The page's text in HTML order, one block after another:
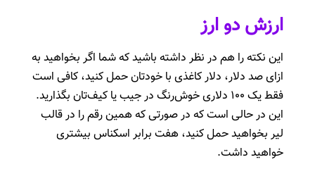
ارزش دو ارز
این نکته را هم در نظر داشته باشید که شما اگر بخواهید به
ازای صد دلار، دلار کاغذی با خودتان حمل کنید، کافی است
فقط یک ۱۰۰ دلاری خوش‌رنگ در جیب یا کیف‌تان بگذارید.
این در حالی است که در صورتی که همین رقم را در قالب
لیر بخواهید حمل‌ کنید، هفت برابر اسکناس بیشتری
خواهید داشت.